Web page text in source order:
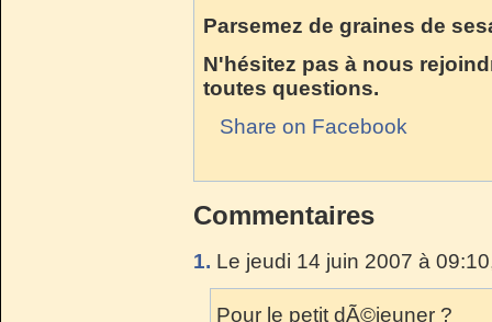
Parsemez de graines de
N'hésitez pas à nous
toutes questions.
Share on Facebook
Commentaires
1. Le jeudi 14 juin 2007 à
Pour le petit dÃ©jeuner ?